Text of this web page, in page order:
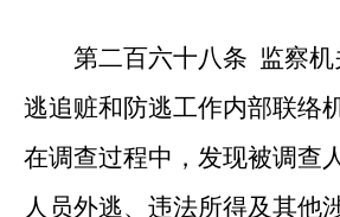
第二百六十八条 监察机
逃追赃和防逃工作内部联络
在调查过程中，发现被调查
人员外逃、违法所得及其他